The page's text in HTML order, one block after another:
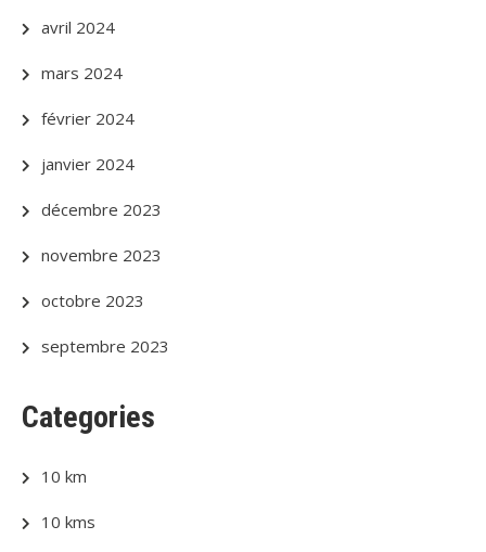
avril 2024
mars 2024
février 2024
janvier 2024
décembre 2023
novembre 2023
octobre 2023
septembre 2023
Categories
10 km
10 kms